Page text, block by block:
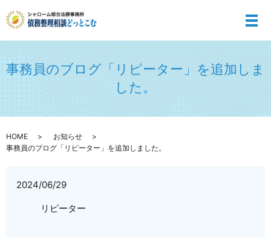
メ
事務員のブログ「リピーター」を追加しま
した。
HOME
お知らせ
事務員のブログ「リピーター」を追加しました。
2024/06/29
リピーター